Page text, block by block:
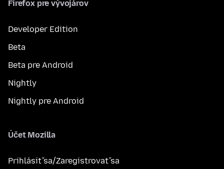
Firefox pre vývojárov
Developer Edition
Beta
Beta pre Android
Nightly
Nightly pre Android
Účet Mozilla
Prihlásiť sa/Zaregistrovať sa